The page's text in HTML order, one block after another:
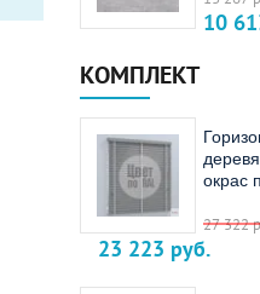
10
КОМПЛЕКТ
окрас
27 322
23 223 руб.